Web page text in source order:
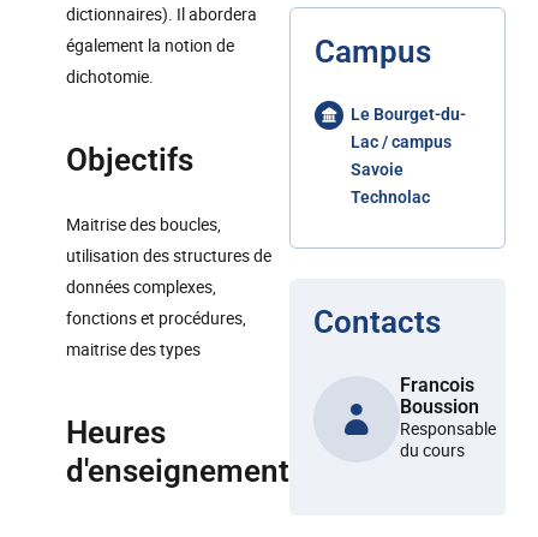
dictionnaires). Il abordera
également la notion de
dichotomie.
Objectifs
Maitrise des boucles,
utilisation des structures de
données complexes,
fonctions et procédures,
maitrise des types
Heures
d'enseignement
Campus
Le Bourget-du-
Lac / campus
Savoie
Technolac
Contacts
Francois
Boussion
Responsable
du cours